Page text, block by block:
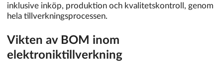
inklusive inköp, produktion och kvalitetskontroll, genom
hela tillverkningsprocessen.
Vikten av BOM inom
elektroniktillverkning